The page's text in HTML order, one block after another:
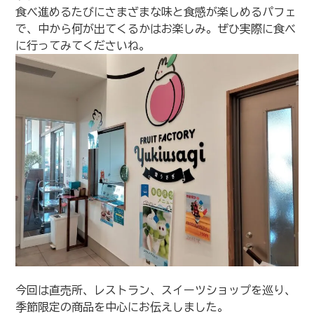
食べ進めるたびにさまざまな味と食感が楽しめるパフェ
で、中から何が出てくるかはお楽しみ。ぜひ実際に食べ
に行ってみてくださいね。
今回は直売所、レストラン、スイーツショップを巡り、
季節限定の商品を中心にお伝えしました。